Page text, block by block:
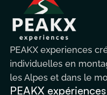
PEAKX experiences
individuelles en
les Alpes et dans le
PEAKX expériences